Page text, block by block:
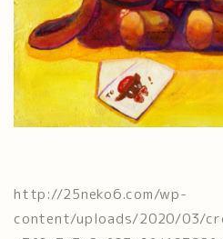
http://25neko6.com/wp-
content/uploads/2020/03/